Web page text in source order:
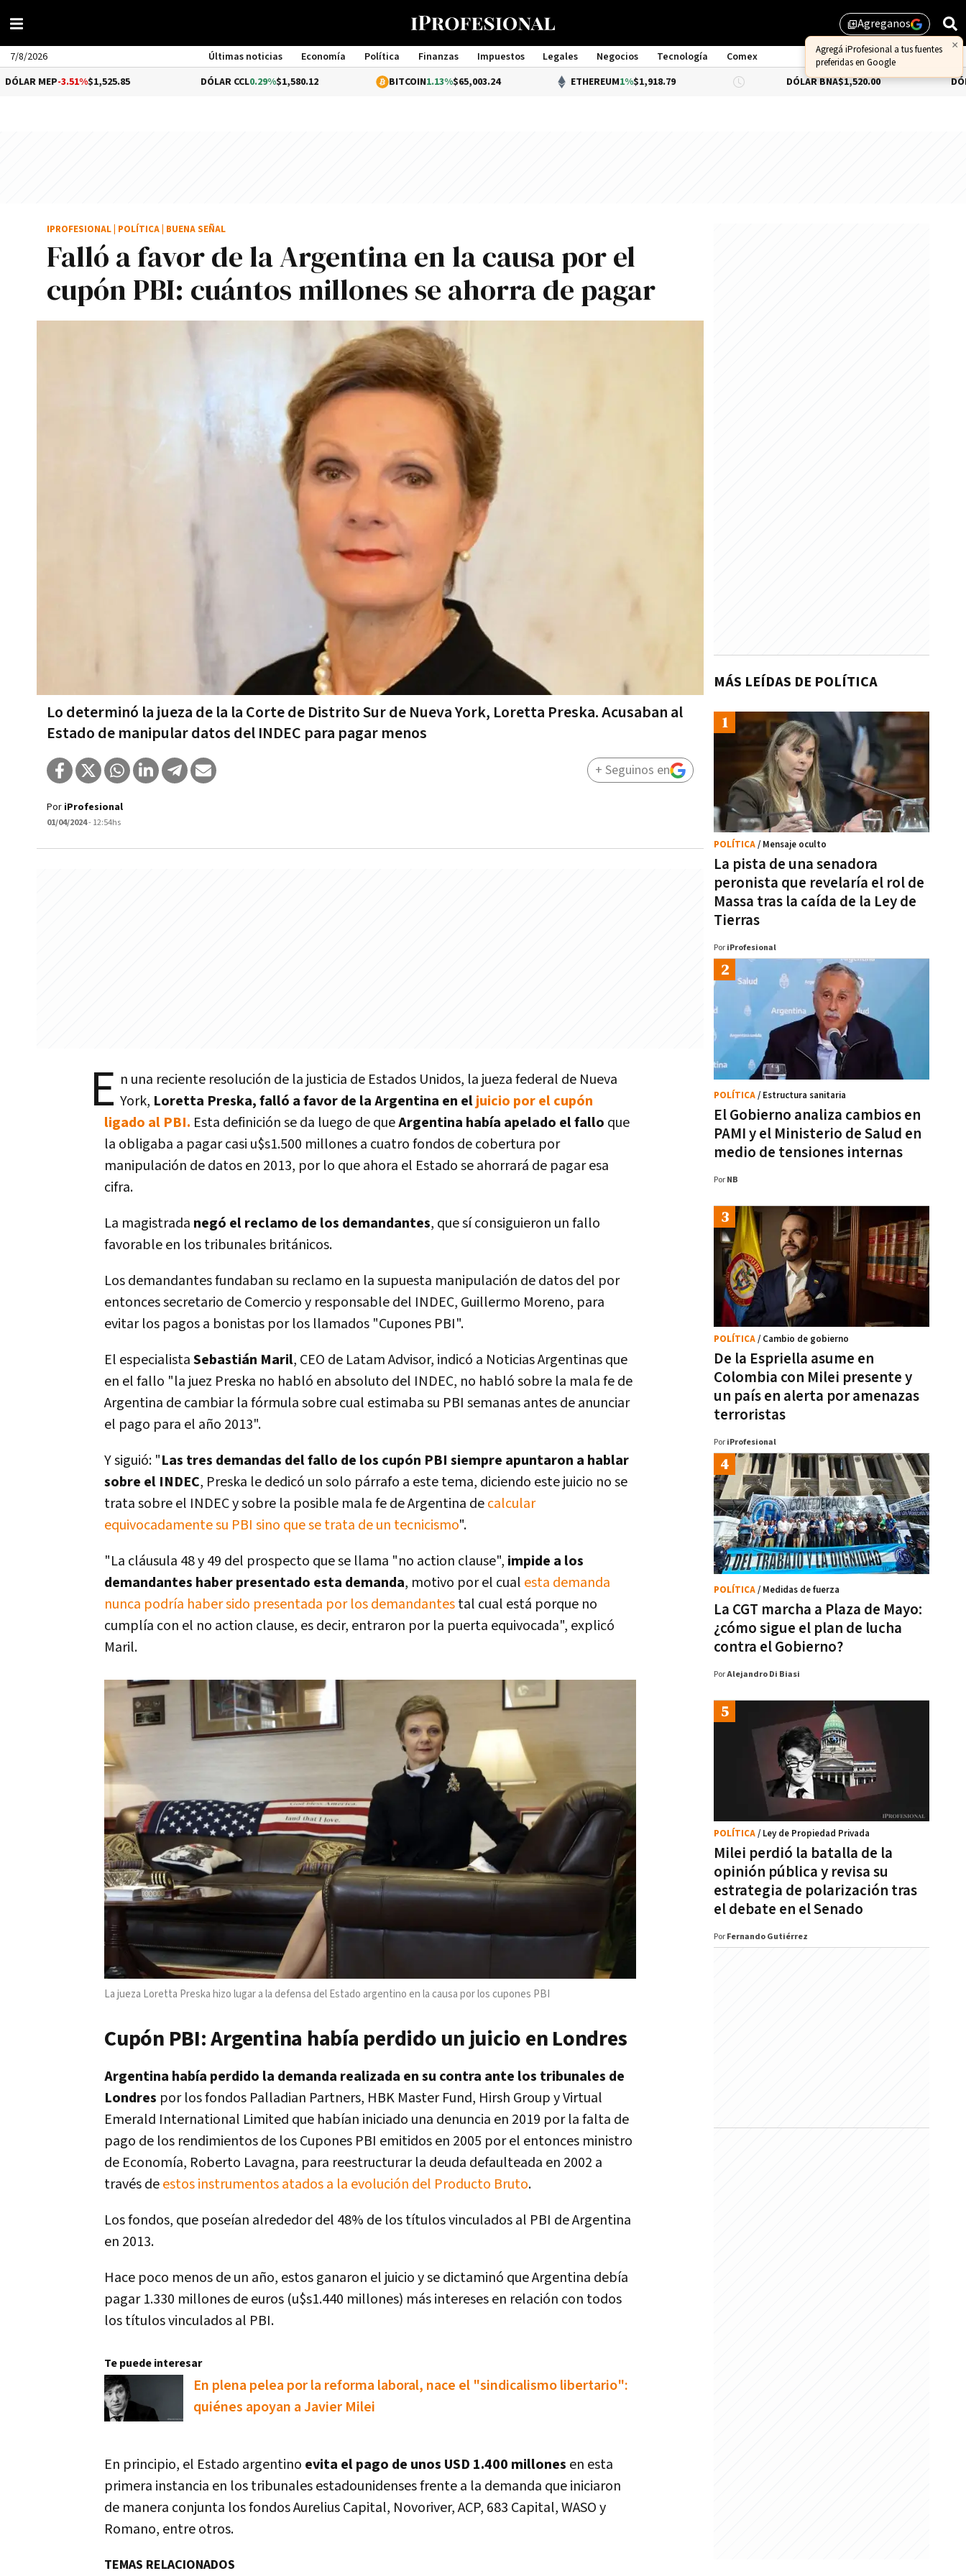
library_addAgreganos
×
Agregá iProfesional a tus fuentes
preferidas en Google
7/8/2026 Últimas noticias Economía Política Finanzas Impuestos Legales Negocios Tecnología
Comex
Management
-3.51%$1,525.85 0.29%$1,580.12 1.13%$65,003.24 ETHEREUM 1%$1,918.79 DÓLAR BNA $1,520.00 DÓLAR BLUE-
Falló a favor de la Argentina en la causa por el
cupón PBI: cuántos millones se ahorra de pagar
Lo determinó la jueza de la la Corte de Distrito Sur de Nueva York, Loretta Preska. Acusaban al
Estado de manipular datos del INDEC para pagar menos
IPROFESIONAL POLÍTICA BUENA SEÑAL
Por iProfesional
01/04/2024- 12:54hs
+ Seguinos en
E n una reciente resolución de la justicia de Estados Unidos, la jueza federal de Nueva
York, Loretta Preska, falló a favor de la Argentina en eljuicio por el cupón
ligado al PBI. Esta definición se da luego de queArgentina había apelado el fallo que
la obligaba a pagar casi u$s1.500 millones a cuatro fondos de cobertura por
manipulación de datos en 2013, por lo que ahora el Estado se ahorrará de pagar esa
cifra.
La magistrada negó el reclamo de los demandantes, que sí consiguieron un fallo
favorable en los tribunales británicos.
Los demandantes fundaban su reclamo en la supuesta manipulación de datos del por
entonces secretario de Comercio y responsable del INDEC, Guillermo Moreno, para
evitar los pagos a bonistas por los llamados "Cupones PBI".
El especialistaSebastián Maril, CEO de Latam Advisor, indicó a Noticias Argentinas que
en el fallo "la juez Preska no habló en absoluto del INDEC, no habló sobre la mala fe de
Argentina de cambiar la fórmula sobre cual estimaba su PBI semanas antes de anunciar
el pago para el año 2013".
Y siguió: "Las tres demandas del fallo de los cupón PBI siempre apuntaron a hablar
sobre el INDEC, Preska le dedicó un solo párrafo a este tema, diciendo este juicio no se
trata sobre el INDEC y sobre la posible mala fe de Argentina decalcular
equivocadamente su PBI sino que se trata de un tecnicismo".
"La cláusula 48 y 49 del prospecto que se llama "no action clause", impide a los
demandantes haber presentado esta demanda, motivo por el cual esta demanda
nunca podría haber sido presentada por los demandantestal cual está porque no
cumplía con el no action clause, es decir, entraron por la puerta equivocada", explicó
Maril.
La jueza Loretta Preska hizo lugar a la defensa del Estado argentino en la causa por los cupones PBI
Cupón PBI: Argentina había perdido un juicio en Londres
Argentina había perdido la demanda realizada en su contra ante los tribunales de
Londres por los fondos Palladian Partners, HBK Master Fund, Hirsh Group y Virtual
Emerald International Limited que habían iniciado una denuncia en 2019 por la falta de
pago de los rendimientos de los Cupones PBI emitidos en 2005 por el entonces ministro
de Economía, Roberto Lavagna, para reestructurar la deuda defaulteada en 2002 a
través deestos instrumentos atados a la evolución del Producto Bruto.
Los fondos, que poseían alrededor del 48% de los títulos vinculados al PBI de Argentina
en 2013.
Hace poco menos de un año, estos ganaron el juicio y se dictaminó que Argentina debía
pagar 1.330 millones de euros (u$s1.440 millones) más intereses en relación con todos
los títulos vinculados al PBI.
Te puede interesar
En plena pelea por la reforma laboral, nace el "sindicalismo libertario":
quiénes apoyan a Javier Milei
En principio, el Estado argentino evita el pago de unos USD 1.400 millones en esta
primera instancia en los tribunales estadounidenses frente a la demanda que iniciaron
de manera conjunta los fondos Aurelius Capital, Novoriver, ACP, 683 Capital, WASO y
Romano, entre otros.
TEMAS RELACIONADOS
MÁS LEÍDAS DE POLÍTICA
La pista de una senadora
peronista que revelaría el rol de
Massa tras la caída de la Ley de
Tierras
POLÍTICA/ Mensaje oculto
Por iProfesional
El Gobierno analiza cambios en
PAMI y el Ministerio de Salud en
medio de tensiones internas
POLÍTICA/ Estructura sanitaria
Por NB
De la Espriella asume en
Colombia con Milei presente y
un país en alerta por amenazas
terroristas
POLÍTICA/ Cambio de gobierno
Por iProfesional
La CGT marcha a Plaza de Mayo:
¿cómo sigue el plan de lucha
contra el Gobierno?
POLÍTICA/ Medidas de fuerza
PorAlejandro Di Biasi
Milei perdió la batalla de la
opinión pública y revisa su
estrategia de polarización tras
el debate en el Senado
POLÍTICA/ Ley de Propiedad Privada
Por Fernando Gutiérrez